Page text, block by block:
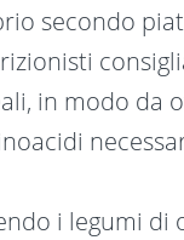
secondo
in modo da
i legumi di